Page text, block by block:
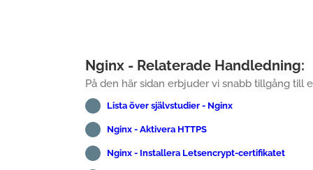
Nginx - Relaterade Handledning:
På den här sidan erbjuder vi snabb tillgång till
Lista över självstudier - Nginx
Nginx - Aktivera HTTPS
Nginx - Installera Letsencrypt-certifikatet